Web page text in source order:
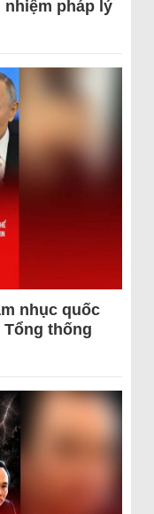
nhiệm pháp lý
nhục quốc
thống